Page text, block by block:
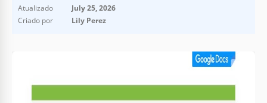
Atualizado
July 25, 2026
Criado por
Lily Perez